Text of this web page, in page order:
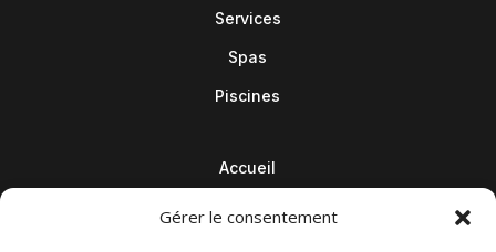
Gérer le consentement
Services
Spas
Piscines
Accueil